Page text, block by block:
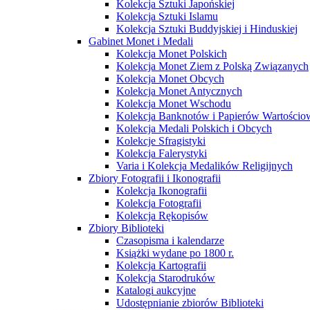
Kolekcja Sztuki Japońskiej
Kolekcja Sztuki Islamu
Kolekcja Sztuki Buddyjskiej i Hinduskiej
Gabinet Monet i Medali
Kolekcja Monet Polskich
Kolekcja Monet Ziem z Polską Związanych
Kolekcja Monet Obcych
Kolekcja Monet Antycznych
Kolekcja Monet Wschodu
Kolekcja Banknotów i Papierów
Kolekcja Medali Polskich i Obcych
Kolekcje Sfragistyki
Kolekcja Falerystyki
Varia i Kolekcja Medalików Religijnych
Zbiory Fotografii i Ikonografii
Kolekcja Ikonografii
Kolekcja Fotografii
Kolekcja Rękopisów
Zbiory Biblioteki
Czasopisma i kalendarze
Książki wydane po 1800 r.
Kolekcja Kartografii
Kolekcja Starodruków
Katalogi aukcyjne
Udostępnianie zbiorów Biblioteki